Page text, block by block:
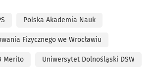
Polska Akademia Nauk
Fizycznego we Wrocławiu
Merito Uniwersytet Dolnośląski DSW